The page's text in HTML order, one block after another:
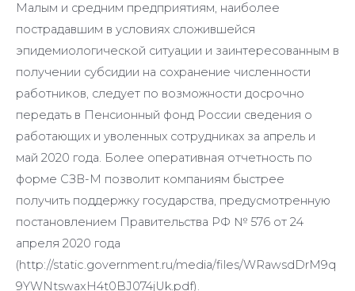
Малым и средним предприятиям, наиболее
пострадавшим в условиях сложившейся
эпидемиологической ситуации и заинтересованным в
получении субсидии на сохранение численности
работников, следует по возможности досрочно
передать в Пенсионный фонд России сведения о
работающих и уволенных сотрудниках за апрель и
май 2020 года. Более оперативная отчетность по
форме СЗВ-М позволит компаниям быстрее
получить поддержку государства, предусмотренную
постановлением Правительства РФ № 576 от 24
апреля 2020 года
(http://static.government.ru/media/files/WRawsdDrM9q
9YWNtswaxH4t0BJ074jUk.pdf).